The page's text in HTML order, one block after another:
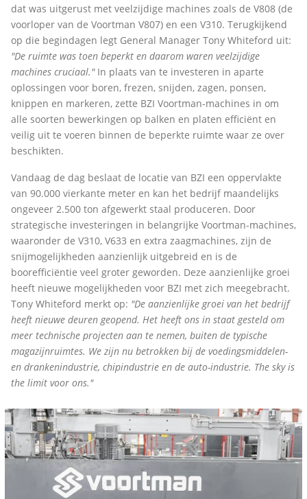
dat was uitgerust met veelzijdige machines zoals de V808 (de
voorloper van de Voortman V807) en een V310. Terugkijkend
op die begindagen legt General Manager Tony Whiteford uit:
"De ruimte was toen beperkt en daarom waren veelzijdige
machines cruciaal."In plaats van te investeren in aparte
oplossingen voor boren, frezen, snijden, zagen, ponsen,
knippen en markeren, zette BZI Voortman-machines in om
alle soorten bewerkingen op balken en platen efficiënt en
veilig uit te voeren binnen de beperkte ruimte waar ze over
beschikten.
Vandaag de dag beslaat de locatie van BZI een oppervlakte
van 90.000 vierkante meter en kan het bedrijf maandelijks
ongeveer 2.500 ton afgewerkt staal produceren. Door
strategische investeringen in belangrijke Voortman-machines,
waaronder de V310, V633 en extra zaagmachines, zijn de
snijmogelijkheden aanzienlijk uitgebreid en is de
boorefficiëntie veel groter geworden. Deze aanzienlijke groei
heeft nieuwe mogelijkheden voor BZI met zich meegebracht.
Tony Whiteford merkt op: "De aanzienlijke groei van het bedrijf
heeft nieuwe deuren geopend. Het heeft ons in staat gesteld om
meer technische projecten aan te nemen, buiten de typische
magazijnruimtes. We zijn nu betrokken bij de voedingsmiddelen-
en drankenindustrie, chipindustrie en de auto-industrie. The sky is
the limit voor ons."